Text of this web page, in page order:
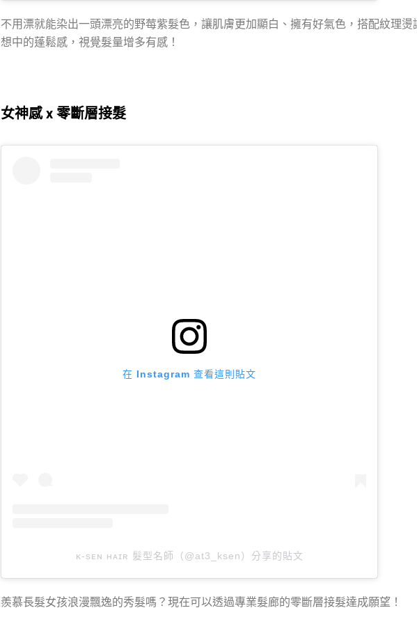
不用漂就能染出一頭漂亮的野莓紫髮色，讓肌膚更加顯白、擁有好氣色，搭配紋理
想中的蓬鬆感，視覺髮量增多有感！
女神感 x 零斷層接髮
在 Instagram 查看這則貼文
ᴋ-sᴇɴ ʜᴀɪʀ 髮型名師（@at3_ksen）分享的貼文
羨慕長髮女孩浪漫飄逸的秀髮嗎？現在可以透過專業髮廊的零斷層接髮達成願望！